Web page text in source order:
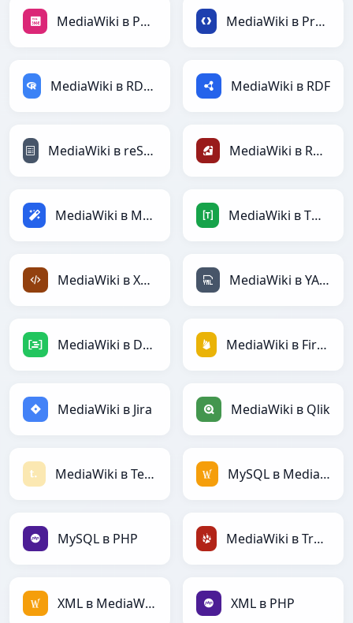
MediaWiki в PNG MediaWiki в Protobuf
MediaWiki в RDataFrame MediaWiki в RDF
MediaWiki в reStructuredText MediaWiki в Ruby
MediaWiki в Magic MediaWiki в TOML
MediaWiki в XML MediaWiki в YAML
MediaWiki в DAX MediaWiki в Firebase
MediaWiki в Jira MediaWiki в Qlik
MediaWiki в Textile MySQL в MediaWiki
MySQL в PHP MediaWiki в TracWiki
XML в MediaWiki XML в PHP